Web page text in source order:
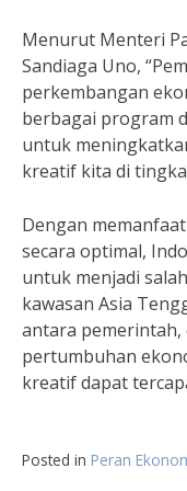
Menurut Menteri
Sandiaga Uno,
perkembangan
berbagai program
untuk
kreatif kita di
Dengan
secara optimal,
untuk menjadi
kawasan Asia
antara pemerintah,
pertumbuhan
kreatif dapat
Posted in Peran